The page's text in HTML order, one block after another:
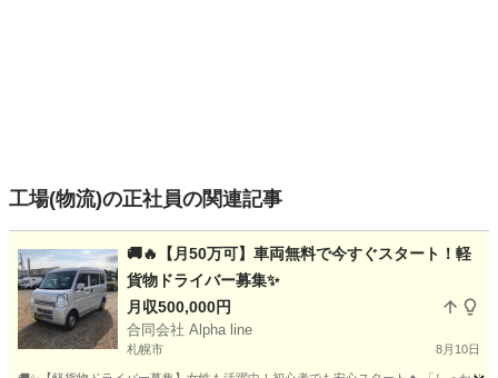
工場(物流)の正社員の関連記事
🚚🔥【月50万可】車両無料で今すぐスタート！軽
貨物ドライバー募集✨
月収500,000円
合同会社 Alpha line
札幌市 8月10日